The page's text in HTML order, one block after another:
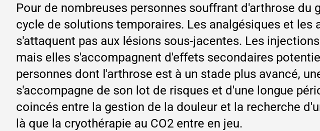
Pour de nombreuses personnes souffrant d'arthrose
cycle de solutions temporaires. Les analgésiques et
s'attaquent pas aux lésions sous-jacentes. Les
mais elles s'accompagnent d'effets secondaires
personnes dont l'arthrose est à un stade plus avancé,
s'accompagne de son lot de risques et d'une longue
coincés entre la gestion de la douleur et la recherche
là que la cryothérapie au CO2 entre en jeu.